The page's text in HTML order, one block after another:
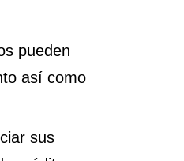
pueden
así­ como
sus